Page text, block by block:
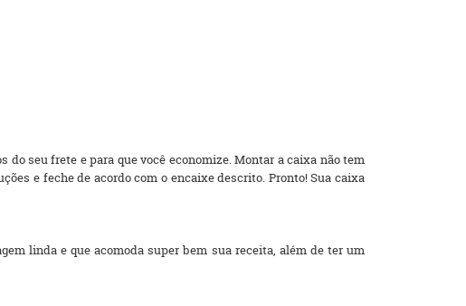
seu frete e para que você economize. Montar a caixa não tem
e feche de acordo com o encaixe descrito. Pronto! Sua caixa
linda e que acomoda super bem sua receita, além de ter um